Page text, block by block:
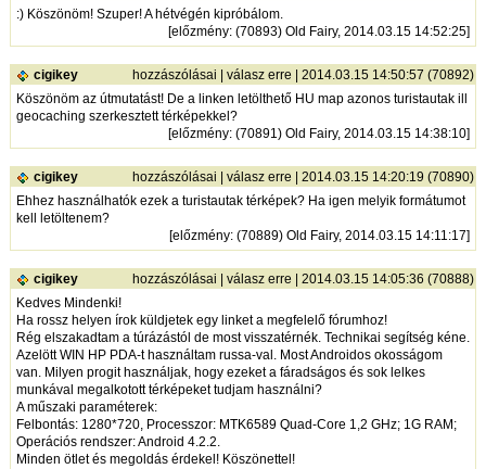
:) Köszönöm! Szuper! A hétvégén kipróbálom.
[előzmény: (70893) Old Fairy, 2014.03.15 14:52:25]
cigikey hozzászólásai |válasz erre | 2014.03.15 14:50:57 (70892)
Köszönöm az útmutatást! De a linken letölthető HU map azonos turistautak ill
geocaching szerkesztett térképekkel?
[előzmény: (70891) Old Fairy, 2014.03.15 14:38:10]
cigikey hozzászólásai |válasz erre | 2014.03.15 14:20:19 (70890)
Ehhez használhatók ezek a turistautak térképek? Ha igen melyik formátumot
kell letöltenem?
[előzmény: (70889) Old Fairy, 2014.03.15 14:11:17]
cigikey hozzászólásai |válasz erre | 2014.03.15 14:05:36 (70888)
Kedves Mindenki!
Ha rossz helyen írok küldjetek egy linket a megfelelő fórumhoz!
Rég elszakadtam a túrázástól de most visszatérnék. Technikai segítség kéne.
Azelött WIN HP PDA-t használtam russa-val. Most Androidos okosságom
van. Milyen progit használjak, hogy ezeket a fáradságos és sok lelkes
munkával megalkotott térképeket tudjam használni?
A műszaki paraméterek:
Felbontás: 1280*720, Processzor: MTK6589 Quad-Core 1,2 GHz; 1G RAM;
Operációs rendszer: Android 4.2.2.
Minden ötlet és megoldás érdekel! Köszönettel!